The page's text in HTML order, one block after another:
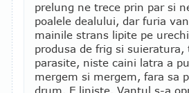
prelung ne trece prin par si
poalele dealului, dar furia
mainile strans lipite pe
produsa de frig si
parasite, niste caini latra a
mergem si mergem, fara sa
drum. E liniste. Vantul s-a